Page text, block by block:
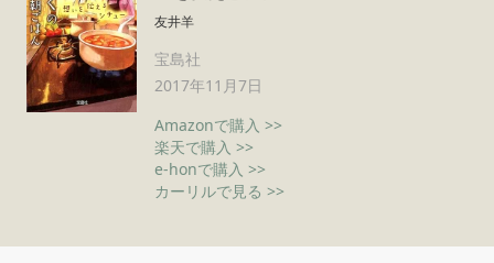
友井羊
宝島社
2017年11月7日
Amazonで購入 >>
楽天で購入 >>
e-honで購入 >>
カーリルで見る >>